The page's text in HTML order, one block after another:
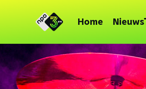
Home Nieuws